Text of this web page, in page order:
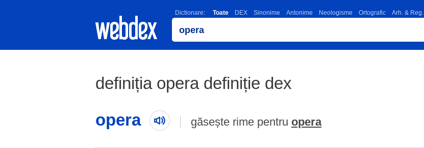
Dictionare: Toate DEX Sinonime Antonime Neologisme Ortografic Arh. & Reg.
definiția opera definiție dex
opera
găsește rime pentru opera